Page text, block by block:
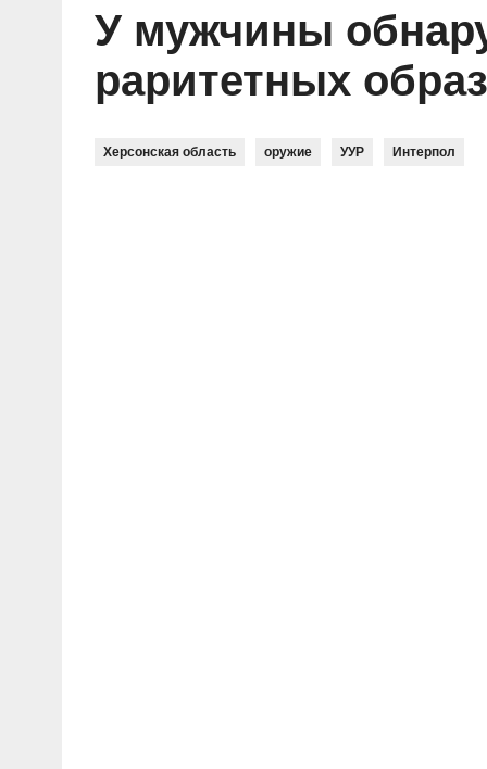
У мужчины
раритетных
Херсонская область оружие УУР Интерпол